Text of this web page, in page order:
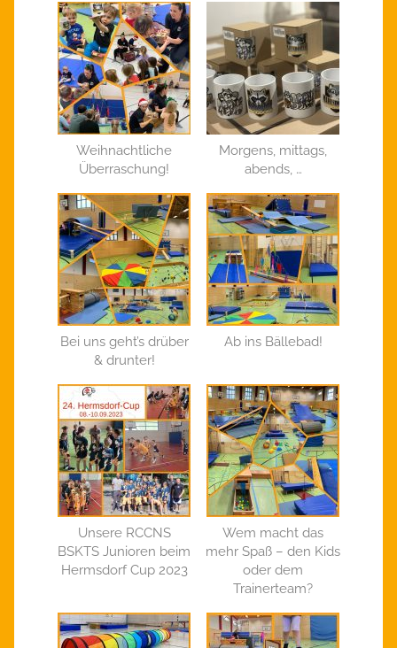
Weihnachtliche
Überraschung!
Morgens, mittags,
abends, …
Bei uns geht’s drüber
& drunter!
Ab ins Bällebad!
Unsere RCCNS
BSKTS Junioren beim
Hermsdorf Cup 2023
Wem macht das
mehr Spaß – den Kids
oder dem
Trainerteam?